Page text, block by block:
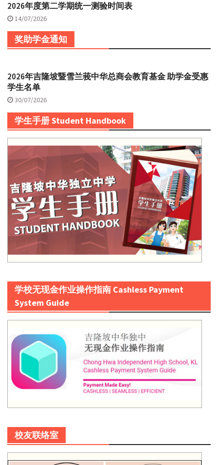
2026年度第二学期统一测验时间表
14/07/2026
奖助学金通知
2026年吉隆坡暨雪兰莪中华总商会教育基金 助学金受惠
学生名单
30/07/2026
学生手册 Student Handbook
学校无现金作业操作指南 Cashless Payment
System Guide
校友联络室